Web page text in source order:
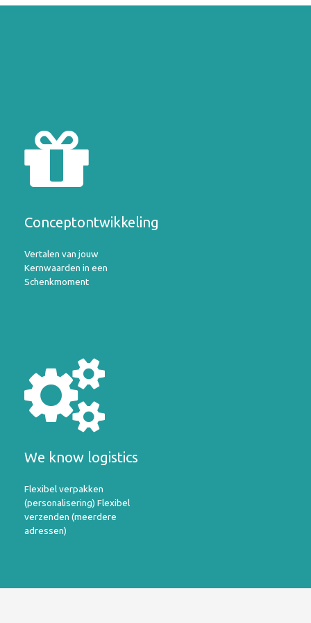
Conceptontwikkeling
Vertalen van jouw
Kernwaarden in een
Schenkmoment
We know logistics
Flexibel verpakken
(personalisering) Flexibel
verzenden (meerdere
adressen)